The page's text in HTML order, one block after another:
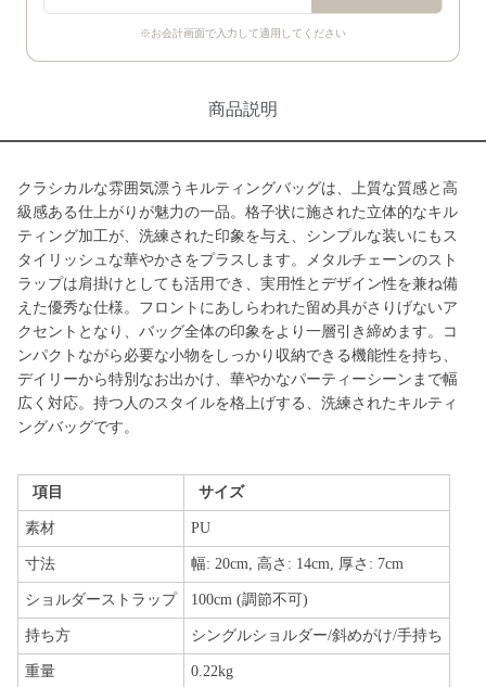
※お会計画面で入力して適用してください
商品説明
クラシカルな雰囲気漂うキルティングバッグは、上質な質感と高
級感ある仕上がりが魅力の一品。格子状に施された立体的なキル
ティング加工が、洗練された印象を与え、シンプルな装いにもス
タイリッシュな華やかさをプラスします。メタルチェーンのスト
ラップは肩掛けとしても活用でき、実用性とデザイン性を兼ね備
えた優秀な仕様。フロントにあしらわれた留め具がさりげないア
クセントとなり、バッグ全体の印象をより一層引き締めます。コ
ンパクトながら必要な小物をしっかり収納できる機能性を持ち、
デイリーから特別なお出かけ、華やかなパーティーシーンまで幅
広く対応。持つ人のスタイルを格上げする、洗練されたキルティ
ングバッグです。
項目 サイズ
素材 PU
寸法 幅: 20cm, 高さ: 14cm, 厚さ: 7cm
ショルダーストラップ 100cm (調節不可)
持ち方 シングルショルダー/斜めがけ/手持ち
重量 0.22kg